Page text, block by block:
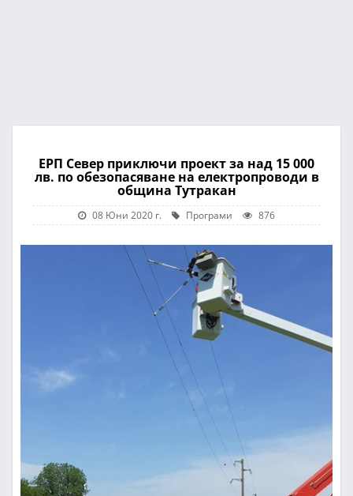
ЕРП Север приключи проект за над 15 000
лв. по обезопасяване на електропроводи в
община Тутракан
08 Юни 2020 г. Програми 876